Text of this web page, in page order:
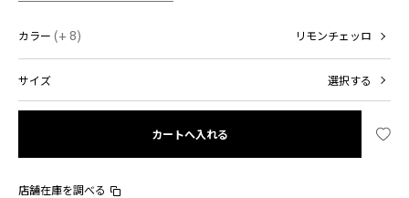
カラー (+ 8) リモンチェッロ
サイズ 選択する
カートへ入れる
店舗在庫を調べる